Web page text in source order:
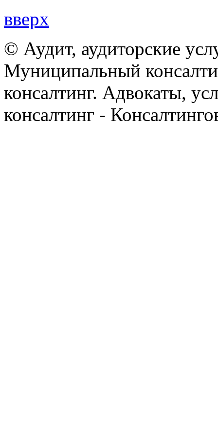
вверх
© Аудит, аудиторские
Муниципальный
консалтинг. Адвокаты,
консалтинг -